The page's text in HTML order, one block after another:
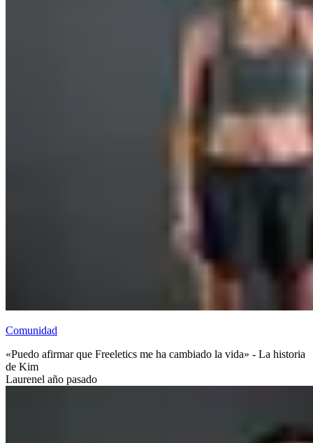
Comunidad
«Puedo afirmar que Freeletics me ha cambiado la vida» - La historia
de Kim
Laurenel año pasado